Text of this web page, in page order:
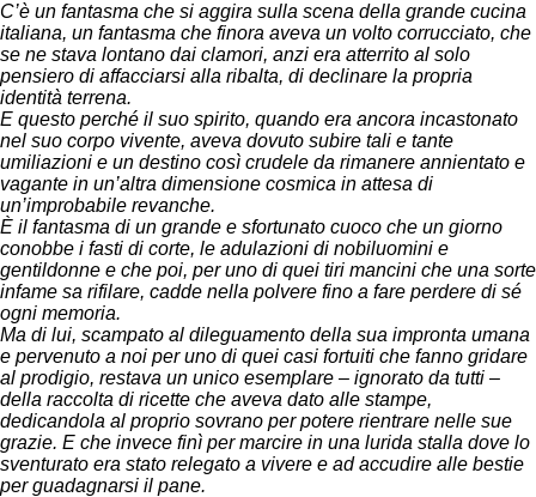
C’è un fantasma che si aggira sulla scena della grande cucina
italiana, un fantasma che finora aveva un volto corrucciato, che
se ne stava lontano dai clamori, anzi era atterrito al solo
pensiero di affacciarsi alla ribalta, di declinare la propria
identità terrena.
E questo perché il suo spirito, quando era ancora incastonato
nel suo corpo vivente, aveva dovuto subire tali e tante
umiliazioni e un destino così crudele da rimanere annientato e
vagante in un’altra dimensione cosmica in attesa di
un’improbabile revanche.
È il fantasma di un grande e sfortunato cuoco che un giorno
conobbe i fasti di corte, le adulazioni di nobiluomini e
gentildonne e che poi, per uno di quei tiri mancini che una sorte
infame sa rifilare, cadde nella polvere fino a fare perdere di sé
ogni memoria.
Ma di lui, scampato al dileguamento della sua impronta umana
e pervenuto a noi per uno di quei casi fortuiti che fanno gridare
al prodigio, restava un unico esemplare – ignorato da tutti –
della raccolta di ricette che aveva dato alle stampe,
dedicandola al proprio sovrano per potere rientrare nelle sue
grazie. E che invece finì per marcire in una lurida stalla dove lo
sventurato era stato relegato a vivere e ad accudire alle bestie
per guadagnarsi il pane.